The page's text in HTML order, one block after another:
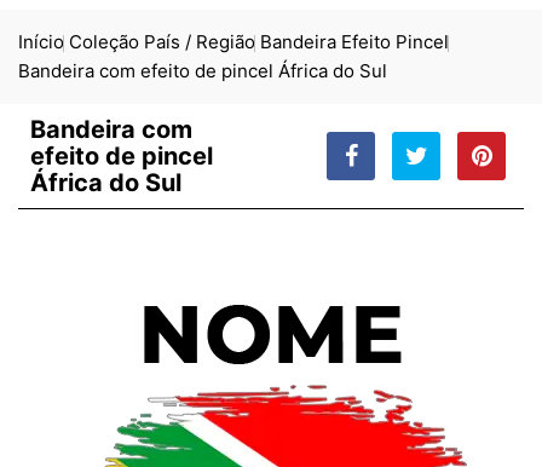
Início Coleção País / Região Bandeira Efeito Pincel
Bandeira com efeito de pincel África do Sul
Bandeira com
efeito de pincel
África do Sul